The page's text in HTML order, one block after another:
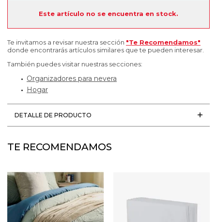
Este artículo no se encuentra en stock.
Te invitamos a revisar nuestra sección "Te Recomendamos"
donde encontrarás artículos similares que te pueden interesar.
También puedes visitar nuestras secciones:
Organizadores para nevera
Hogar
DETALLE DE PRODUCTO
TE RECOMENDAMOS